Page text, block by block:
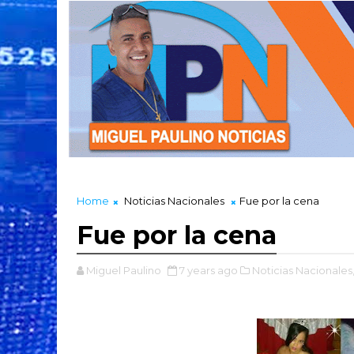
Home Noticias Nacionales Fue por la cena
Fue por la cena
Miguel Paulino 7 years ago Noticias Nacionales,